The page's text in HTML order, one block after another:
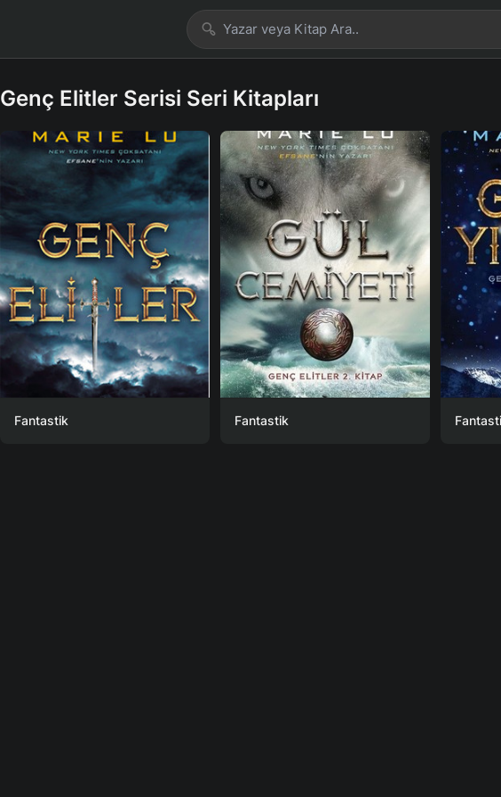
Genç Elitler Serisi Seri Kitapları
Fantastik Fantastik